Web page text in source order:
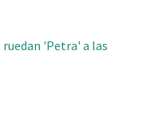
'Petra' a las